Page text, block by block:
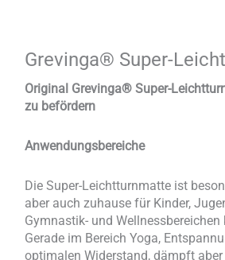
Grevinga® Super-
Original Grevinga® Super-
zu befördern
Anwendungsbereiche
Die Super-Leichtturnmatte ist
aber auch zuhause für Kinder,
Gymnastik- und
Gerade im Bereich Yoga,
optimalen Widerstand, dämpft
Grevinga®
Leichtturnmatte
(PE-